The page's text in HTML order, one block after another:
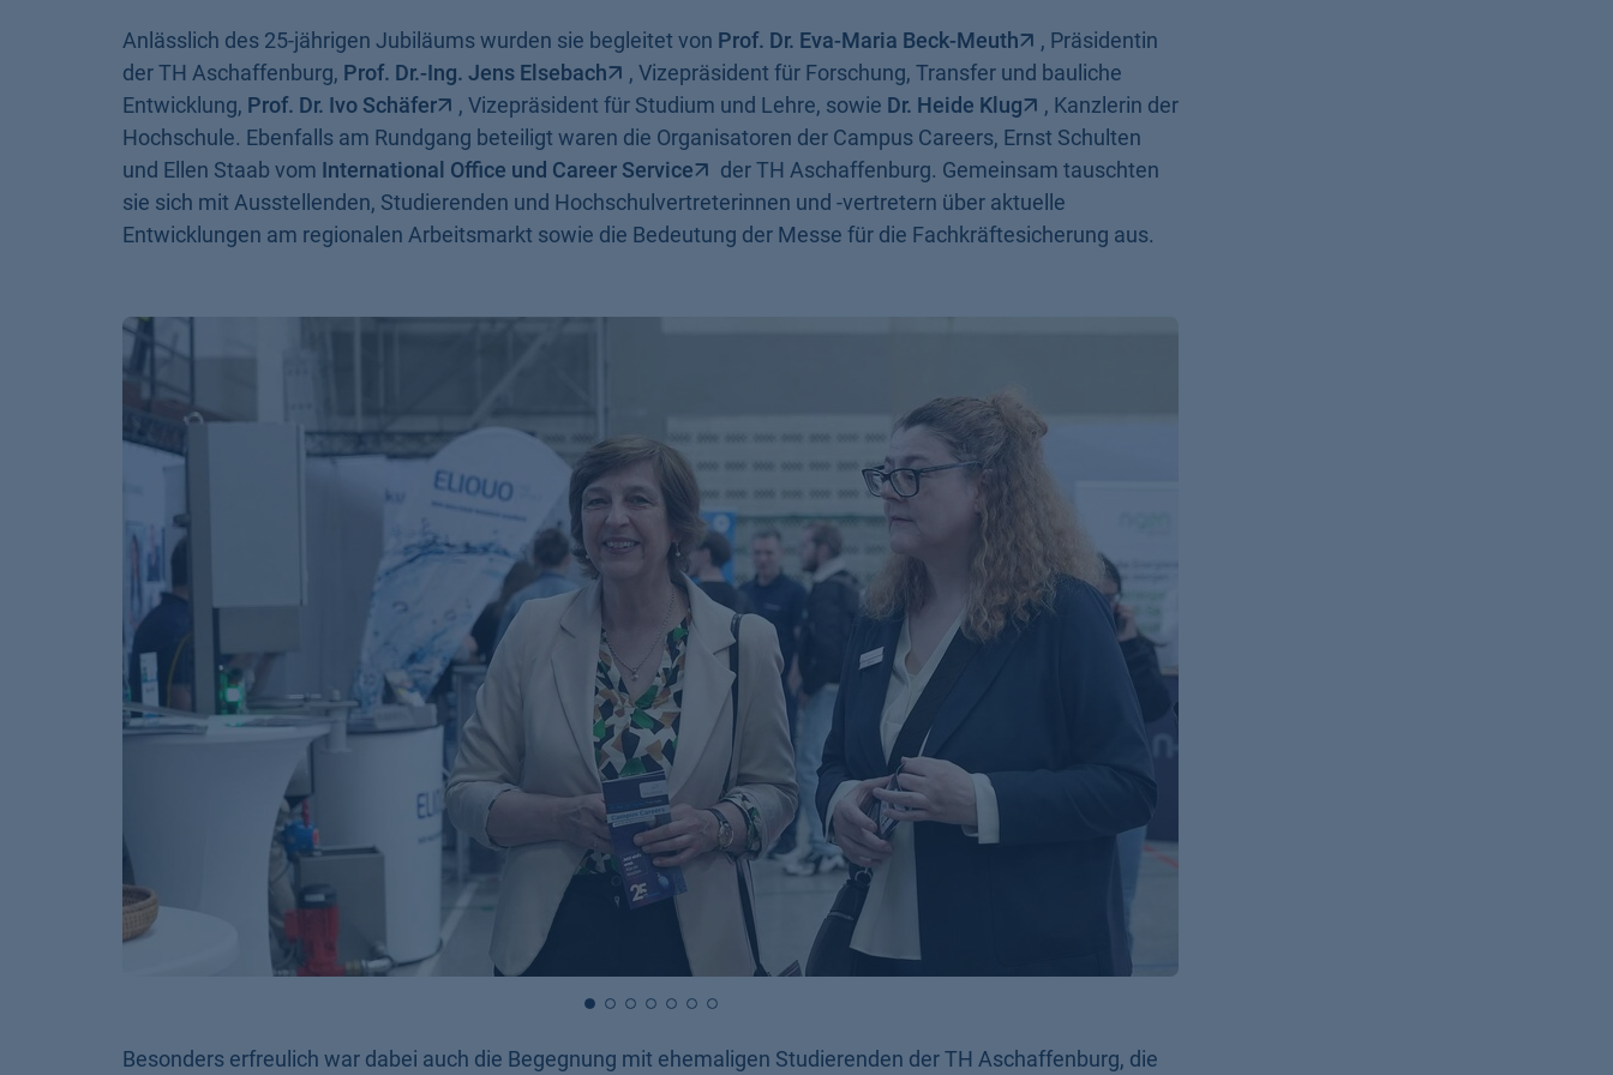
Anlässlich des 25-jährigen Jubiläums wurden sie begleitet von Prof. Dr. Eva-Maria Beck-Meuth
, Präsidentin
der TH Aschaffenburg, Prof. Dr.-Ing. Jens Elsebach
, Vizepräsident für Forschung, Transfer und bauliche
Entwicklung, Prof. Dr. Ivo Schäfer , Vizepräsident für Studium und Lehre, sowie Dr. Heide Klug
, Kanzlerin der
Hochschule. Ebenfalls am Rundgang beteiligt waren die Organisatoren der Campus Careers, Ernst Schulten
und Ellen Staab vom International Office und Career Service
der TH Aschaffenburg. Gemeinsam tauschten
sie sich mit Ausstellenden, Studierenden und Hochschulvertreterinnen und -vertretern über aktuelle
Entwicklungen am regionalen Arbeitsmarkt sowie die Bedeutung der Messe für die Fachkräftesicherung aus.
Besonders erfreulich war dabei auch die Begegnung mit ehemaligen Studierenden der TH Aschaffenburg, die